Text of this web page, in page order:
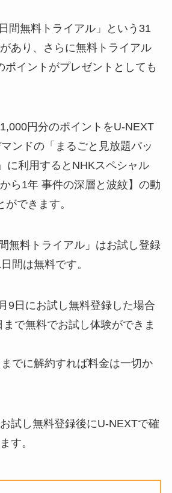
間無料トライアル」という31
あり、さらに無料トライアル
ポイントがプレゼントとしても
円分のポイントをU-NEXT
ンドの「まるごと見放題パッ
に利用するとNHKスペシャル
ら1年 事件の深層と波紋】の動
できます。
無料トライアル」はお試し登録
間は無料です。
9日にお試し無料登録した場合
で無料でお試し体験ができま
でに解約すれば料金は一切か
試し無料登録後にU-NEXTで確
す。